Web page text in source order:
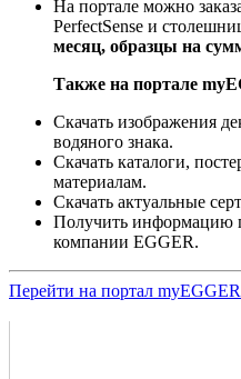
На портале можно
PerfectSense и
месяц, образцы на
Также на портале
Скачать изображения
водяного знака.
Скачать каталоги,
материалам.
Скачать актуальные
Получить информацию
компании EGGER.
Перейти на портал myEGGER